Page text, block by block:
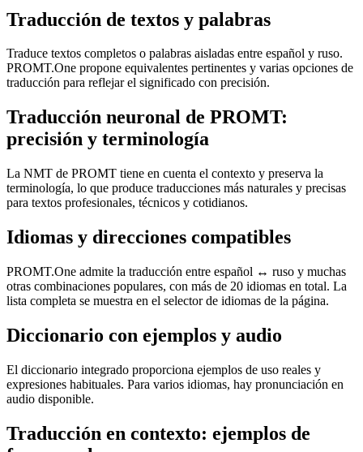
Traducción de textos y palabras
Traduce textos completos o palabras aisladas entre español y ruso.
PROMT.One propone equivalentes pertinentes y varias opciones de
traducción para reflejar el significado con precisión.
Traducción neuronal de PROMT:
precisión y terminología
La NMT de PROMT tiene en cuenta el contexto y preserva la
terminología, lo que produce traducciones más naturales y precisas
para textos profesionales, técnicos y cotidianos.
Idiomas y direcciones compatibles
PROMT.One admite la traducción entre español ↔ ruso y muchas
otras combinaciones populares, con más de 20 idiomas en total. La
lista completa se muestra en el selector de idiomas de la página.
Diccionario con ejemplos y audio
El diccionario integrado proporciona ejemplos de uso reales y
expresiones habituales. Para varios idiomas, hay pronunciación en
audio disponible.
Traducción en contexto: ejemplos de